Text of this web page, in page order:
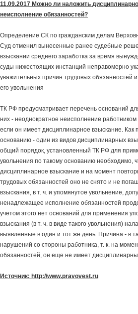
11.09.2017 Можно ли наложить
неисполнение обязанностей?
Определение СК по гражданским делам
Суд отменил вынесенные ранее судебные
взыскании среднего заработка за время
суды нижестоящих инстанций неправомерно
уважительных причин трудовых обязанностей
его увольнения
ТК РФ предусматривает перечень оснований
них - неоднократное неисполнение
если он имеет дисциплинарное взыскание. Как
основанию - один из видов дисциплинарных
общий порядок, установленный ТК РФ для
увольнения по такому основанию необходимо,
дисциплинарное взыскание и на момент
трудовых обязанностей оно не снято и не
взыскания, в т. ч. и упомянутое увольнение,
ненадлежащее исполнение обязанностей
учетом этого нет оснований для применения
взыскания (в т. ч. в виде такого увольнения)
выявленные в один и тот же день. Причина - в
нарушений со стороны работника, т. к. на
обязанностей, он еще не имеет
Источник: http://www.pravovest.ru